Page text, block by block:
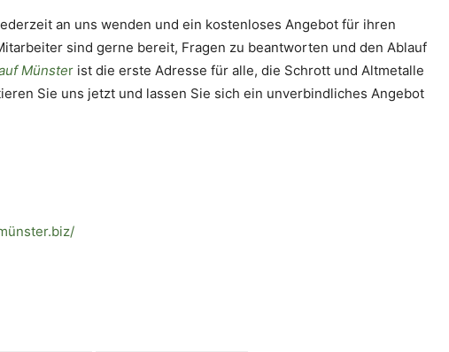
an uns wenden und ein kostenloses Angebot für ihren
sind gerne bereit, Fragen zu beantworten und den Ablauf
Münster ist die erste Adresse für alle, die Schrott und Altmetalle
Sie uns jetzt und lassen Sie sich ein unverbindliches Angebot